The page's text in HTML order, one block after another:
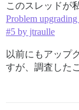
このスレッドが
Problem
#5 by jtraulle
以前にもアップ
すが、調査した